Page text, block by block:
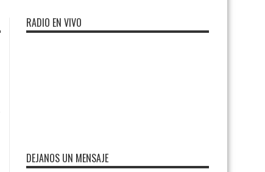
RADIO EN VIVO
DEJANOS UN MENSAJE